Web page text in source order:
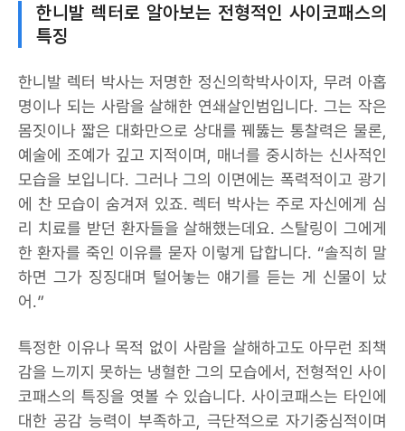
한니발 렉터로 알아보는 전형적인 사이코패스의
특징
한니발 렉터 박사는 저명한 정신의학박사이자, 무려 아홉
명이나 되는 사람을 살해한 연쇄살인범입니다. 그는 작은
몸짓이나 짧은 대화만으로 상대를 꿰뚫는 통찰력은 물론,
예술에 조예가 깊고 지적이며, 매너를 중시하는 신사적인
모습을 보입니다. 그러나 그의 이면에는 폭력적이고 광기
에 찬 모습이 숨겨져 있죠. 렉터 박사는 주로 자신에게 심
리 치료를 받던 환자들을 살해했는데요. 스탈링이 그에게
한 환자를 죽인 이유를 묻자 이렇게 답합니다. “솔직히 말
하면 그가 징징대며 털어놓는 얘기를 듣는 게 신물이 났
어.”
특정한 이유나 목적 없이 사람을 살해하고도 아무런 죄책
감을 느끼지 못하는 냉혈한 그의 모습에서, 전형적인 사이
코패스의 특징을 엿볼 수 있습니다. 사이코패스는 타인에
대한 공감 능력이 부족하고, 극단적으로 자기중심적이며